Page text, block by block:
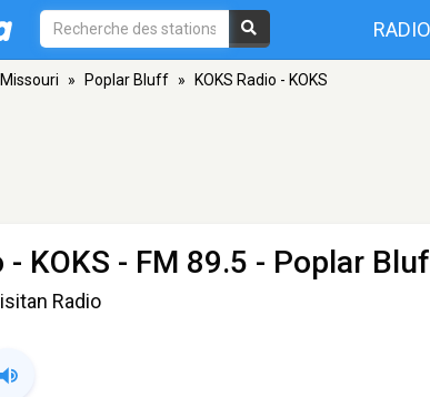
RADIO
Missouri » Poplar Bluff » KOKS Radio - KOKS
- KOKS - FM 89.5 - Poplar
Radio